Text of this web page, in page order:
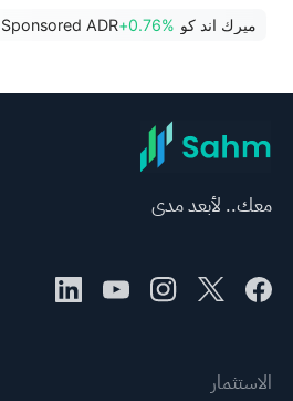
ميرك اند كو +0.76%
معك.. لأبعد مدى
الاستثمار